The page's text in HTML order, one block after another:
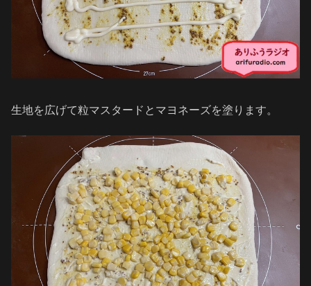
生地を広げて粒マスタードとマヨネーズを塗ります。